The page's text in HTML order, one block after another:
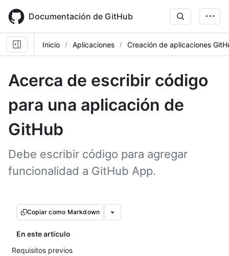
main
content
Documentación de GitHub
Inicio Aplicaciones Creación de aplicaciones
Acerca de escribir código
para una aplicación de
GitHub
Debe escribir código para agregar
funcionalidad a GitHub App.
Copiar como Markdown
En este artículo
Requisitos previos